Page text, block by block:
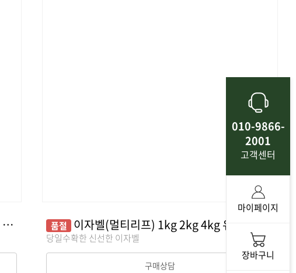
품절 이자벨(멀티리프) 1kg 2kg 4kg 유러피안샐러드 쌈채소 야채
당일수확한 신선한 이자벨
구매상담
010-9866-
2001
고객센터
마이페이지
장바구니